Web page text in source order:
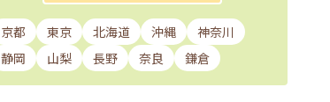
京都 東京 北海道 沖縄
神奈川
静岡
山梨 長野 奈良 鎌倉